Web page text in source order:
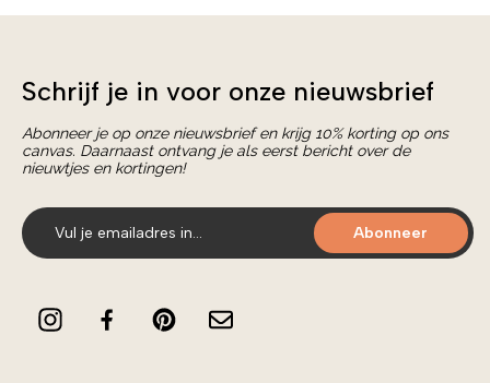
Schrijf je in voor onze nieuwsbrief
Abonneer je op onze nieuwsbrief en krijg 10% korting op ons
canvas. Daarnaast ontvang je als eerst bericht over de
nieuwtjes en kortingen!
Abonneer